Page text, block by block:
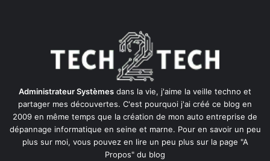
Administrateur Systèmes dans la vie, j'aime la veille techno et
partager mes découvertes. C'est pourquoi j'ai créé ce blog en
2009 en même temps que la création de mon auto entreprise de
dépannage informatique en seine et marne. Pour en savoir un peu
plus sur moi, vous pouvez en lire un peu plus sur la page "A
Propos" du blog